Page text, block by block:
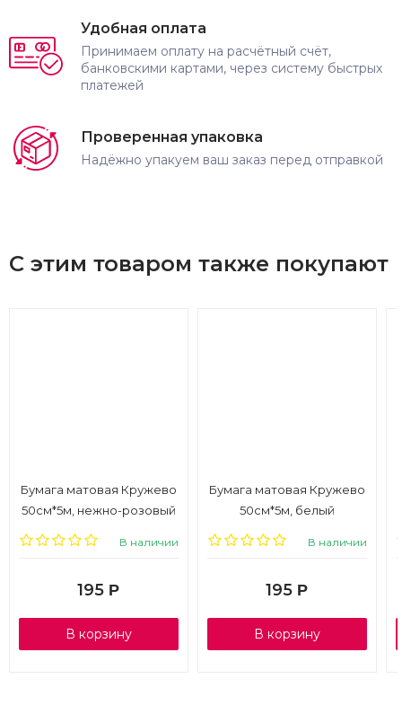
Удобная оплата
Принимаем оплату на расчётный счёт,
банковскими картами, через систему быстрых
платежей
Проверенная упаковка
Надёжно упакуем ваш заказ перед отправкой
С этим товаром также покупают
Бумага матовая Кружево
50см*5м, нежно-розовый
В наличии
195 Р
В корзину
Бумага матовая Кружево
50см*5м, белый
В наличии
195 Р
В корзину